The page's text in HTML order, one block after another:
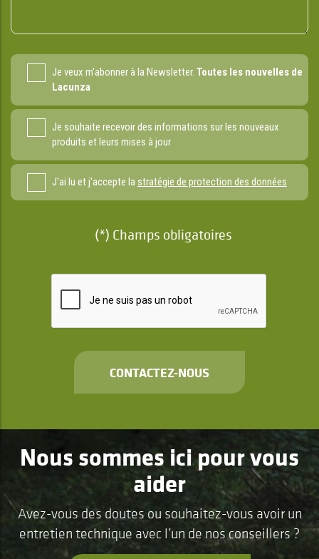
Je veux m'abonner à la Newsletter. Toutes les nouvelles de
Lacunza
Je souhaite recevoir des informations sur les nouveaux
produits et leurs mises à jour
J'ai lu et j'accepte lastratégie de protection des données
(*) Champs obligatoires
CONTACTEZ-NOUS
Nous sommes ici pour vous
aider
Avez-vous des doutes ou souhaitez-vous avoir un
entretien technique avec l’un de nos conseillers ?